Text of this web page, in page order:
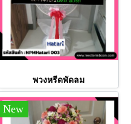
พวงหรีดพัดลม
New